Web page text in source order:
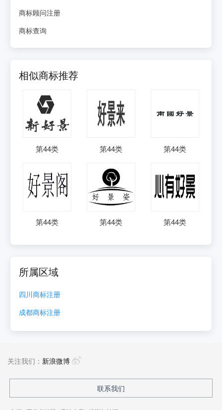
商标顾问注册
商标查询
相似商标推荐
第44类 第44类 第44类
第44类 第44类 第44类
所属区域
四川商标注册
成都商标注册